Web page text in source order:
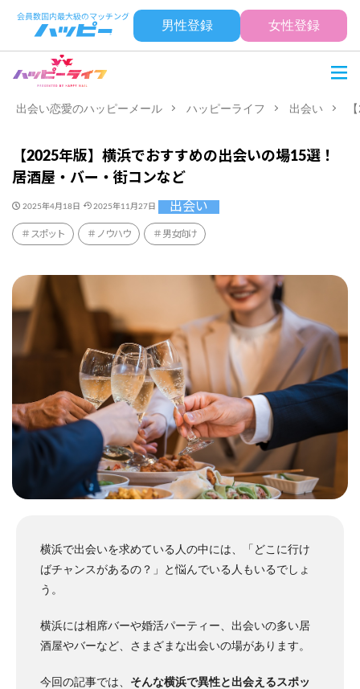
男性登録 女性登録
出会い恋愛のハッピーメール ハッピーライフ 出会い
【2025年版】横浜でおすすめの出会いの場15選！
居酒屋・バー・街コンなど
2025年4月18日 2025年11月27日 出会い
スポット ノウハウ 男女向け
横浜で出会いを求めている人の中には、「どこに行け
ばチャンスがあるの？」と悩んでいる人もいるでしょ
う。
横浜には相席バーや婚活パーティー、出会いの多い居
酒屋やバーなど、さまざまな出会いの場があります。
今回の記事では、 そんな横浜で異性と出会えるスポッ